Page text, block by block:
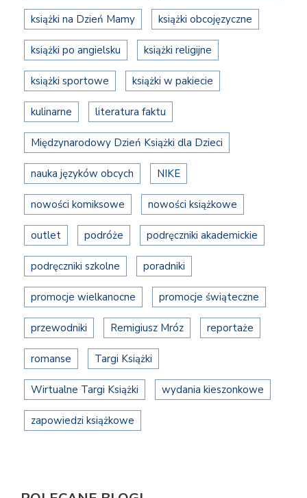
książki na Dzień Mamy książki obcojęzyczne
książki po angielsku książki religijne
książki sportowe książki w pakiecie
kulinarne literatura faktu
Międzynarodowy Dzień Książki dla Dzieci
nauka języków obcych NIKE
nowości komiksowe nowości książkowe
outlet podróże podręczniki akademickie
podręczniki szkolne poradniki
promocje wielkanocne promocje świąteczne
przewodniki Remigiusz Mróz reportaże
romanse Targi Książki
Wirtualne Targi Książki wydania kieszonkowe
zapowiedzi książkowe